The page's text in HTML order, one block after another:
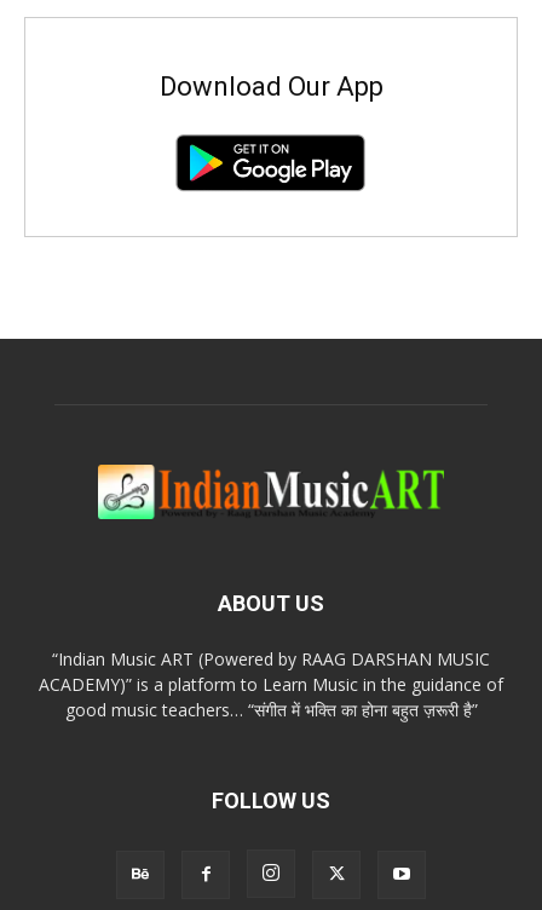
Download Our App
ABOUT US
“Indian Music ART (Powered by RAAG DARSHAN MUSIC
ACADEMY)” is a platform to Learn Music in the guidance of
good music teachers… “संगीत में भक्ति का होना बहुत ज़रूरी है”
FOLLOW US